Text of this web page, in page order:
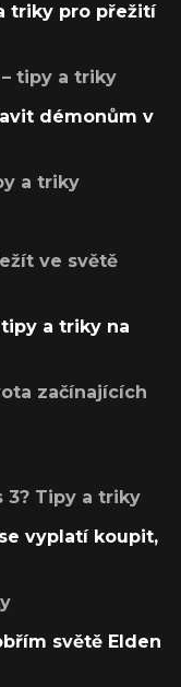
triky pro přežití
tipy a triky
démonům v
a triky
ve světě
a triky na
začínajících
3? Tipy a triky
vyplatí koupit,
světě Elden